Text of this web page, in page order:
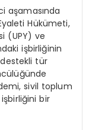
aşamasında
Hükümeti,
(UPY) ve
işbirliğinin
tür
sivil toplum
bir